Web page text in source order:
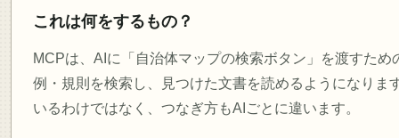
これは何をするもの？
MCPは、AIに「自治体マップの検索ボタン」を渡すた
例・規則を検索し、見つけた文書を読めるようになりま
いるわけではなく、つなぎ方もAIごとに違います。